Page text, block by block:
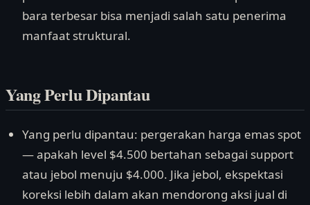
bara terbesar bisa menjadi salah satu penerima
manfaat struktural.
Yang Perlu Dipantau
Yang perlu dipantau: pergerakan harga emas spot
— apakah level $4.500 bertahan sebagai support
atau jebol menuju $4.000. Jika jebol, ekspektasi
koreksi lebih dalam akan mendorong aksi jual di